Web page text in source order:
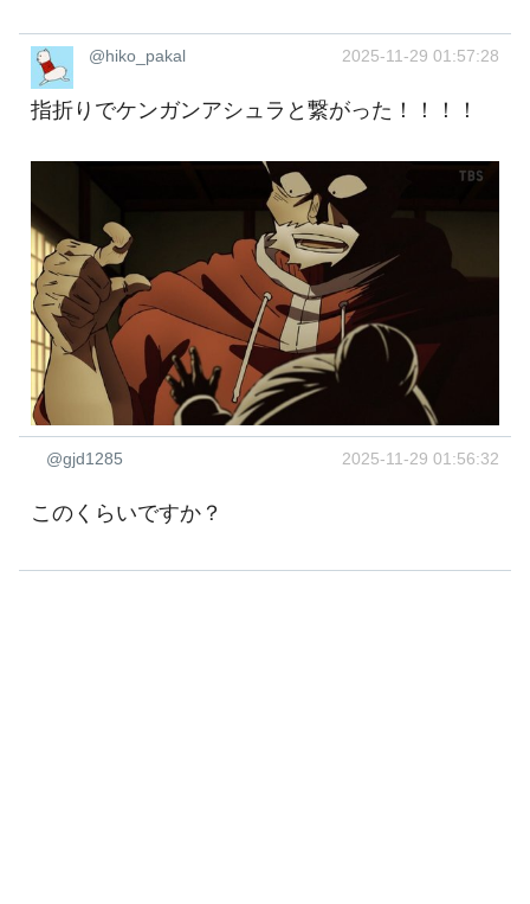
@hiko_pakal 2025-11-29 01:57:28
指折りでケンガンアシュラと繋がった！！！！
@gjd1285 2025-11-29 01:56:32
このくらいですか？